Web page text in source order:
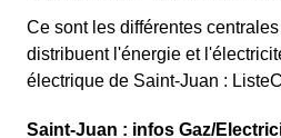
Ce sont les différentes
distribuent l'énergie et
électrique de Saint-Juan :
Saint-Juan : infos Gaz/